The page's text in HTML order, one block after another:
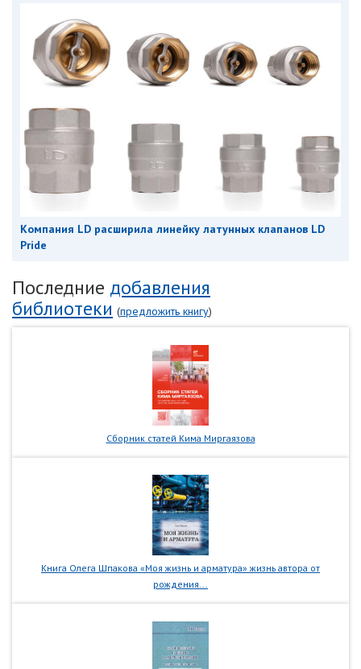
Компания LD расширила линейку латунных клапанов LD
Pride
Последние добавления
библиотеки (предложить книгу)
Сборник статей Кима Миргаязова
Книга Олега Шпакова «Моя жизнь и арматура» жизнь автора от
рождения...